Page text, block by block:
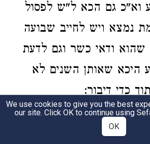
וא"כ גם הכא ל"ש לפסול
נמצא ויש לחייב שבועה
ודאי כשר וגם לדעת
היכא שאותן השנים לא
כדי דיבור:
בסה"ד וגם קושית
We use cookies to give you the best
our site. Click OK to continue using
OK